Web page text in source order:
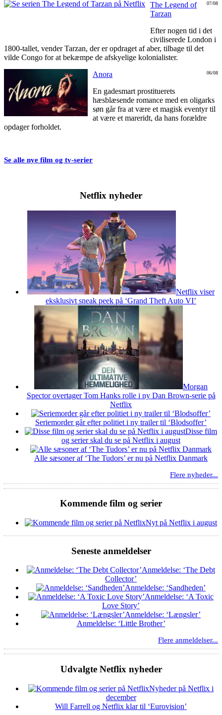
07/08
The Legend of
Tarzan
Efter nogen tid i det
civiliserede London i
1800-tallet, vender Tarzan, der er opdraget af aber, tilbage til det
vilde Congo for at bekæmpe de afskyelige kolonialister.
06/08
Anora
En gadesmart prostituerets
hæsblæsende romance med en oligarks
søn går fra at være et magisk eventyr til
at være et mareridt, da hans forældre
opdager forholdet.
Se alle nye film og tv-serier
Netflix nyheder
Netflix viser
eksklusivt sneak peek på ‘Grand Theft Auto VI’
Morgan
Spector overtager Tom Hanks rolle i ny Dan Brown-serie på
Netflix
Seriemorder går efter politiet i ny trailer til ‘Blodsoffer’
Disse film
og serier skal du se på Netflix i august
Alle sæsoner af ‘The Tudors’ er nu på Netflix Danmark
Flere nyheder...
Kommende film og serier
Nyt på Netflix i august
Seneste anmeldelser
Anmeldelse: ‘The Debt
Collector’
Anmeldelse: ‘Sandheden’
Anmeldelse: ‘A Toxic
Love Story’
Anmeldelse: ‘Længsler’
Anmeldelse: ‘Little Brother’
Flere anmeldelser...
Udvalgte Netflix nyheder
Nyheder på Netflix i
december
Will Farrell og Netflix klar til ‘Eurovision’